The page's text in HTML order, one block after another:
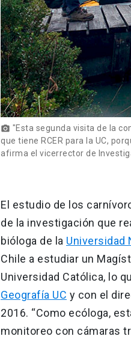
photo_camera "Esta segunda visita de la
que tiene RCER para la UC,
afirma el vicerrector de
El estudio de los
de la investigación que
bióloga de la Universidad
Chile a estudiar un
Universidad Católica, lo
Geografía UC y con el
2016. “Como ecóloga,
monitoreo con cámaras